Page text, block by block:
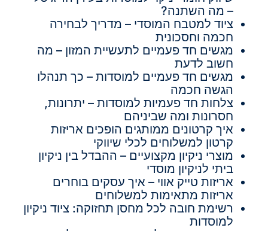
– מה השתנה?
ציוד למטבח המוסדי – מדריך לבחירה
חכמה וחסכונית
מגשים חד פעמיים לתעשיית המזון – מה
חשוב לדעת
מגשים חד פעמיים למוסדות – כך תנהלו
הגשה חכמה
צלחות חד פעמיות למוסדות – יתרונות,
חסרונות ומה שביניהם
איך קרטונים ממותגים הופכים אריזות
קרטון למשלוחים לכלי שיווקי
מוצרי ניקיון מקצועיים – ההבדל בין ניקיון
ביתי לניקיון מוסדי
אריזות טייק אווי – איך עסקים בוחרים
אריזות מתאימות למשלוחים
רשימת חובה לכל מחסן תחזוקה: ציוד ניקיון
למוסדות